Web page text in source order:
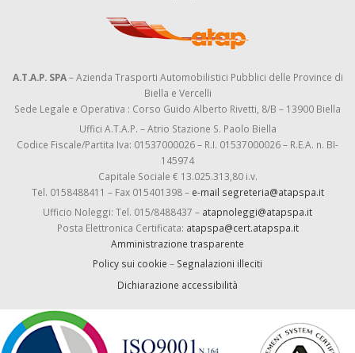
A.T.A.P. SPA– Azienda Trasporti Automobilistici Pubblici delle Province di
Biella e Vercelli
Sede Legale e Operativa : Corso Guido Alberto Rivetti, 8/B – 13900 Biella
Uffici A.T.A.P. – Atrio Stazione S. Paolo Biella
Codice Fiscale/Partita Iva: 01537000026 – R.I. 01537000026 – R.E.A. n. BI-
145974
Capitale Sociale € 13.025.313,80 i.v.
Tel. 0158488411 – Fax 015401398 – e-mail segreteria@atapspa.it
Ufficio Noleggi: Tel. 015/8488437 – atapnoleggi@atapspa.it
Posta Elettronica Certificata: atapspa@cert.atapspa.it
Amministrazione trasparente
Policy sui cookie – Segnalazioni illeciti
Dichiarazione accessibilità